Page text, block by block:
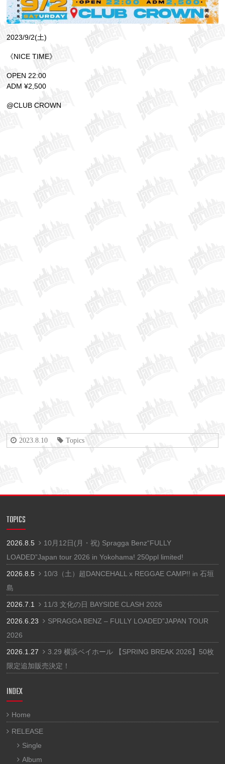
2023/9/2(土)
《NICE TIME》
OPEN 22:00
ADM ¥2,500
@CLUB CROWN
2023.8.10 Topics
TOPICS
2026.8.5
10月12日(月・祝) Spragga Benz“FULLY
LOADED”Japan tour 2026 in Yokohama! 250ppl limited!
2026.8.5
10/3（土）超DANCEHALL x REGGAE CAMP!! in 石垣
島
2026.7.1 11/3 文化の日 BAYSIDE CLASH 2026
2026.6.23
SPRAGGA BENZ – FULLY LOADED”JAPAN TOUR
2026
2026.1.27
3.29 横浜ベイホール 【SPRING BREAK 2026】50枚
限定追加販売決定！
INDEX
Home
RELEASE
Single
Album